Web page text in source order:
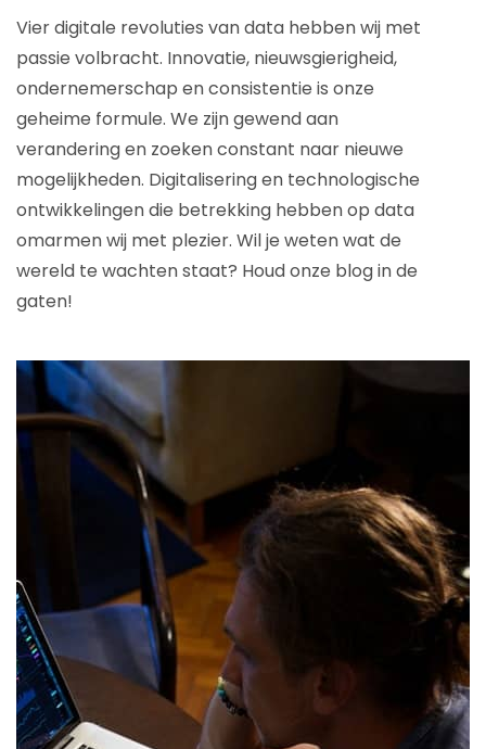
Vier digitale revoluties van data hebben wij met
passie volbracht. Innovatie, nieuwsgierigheid,
ondernemerschap en consistentie is onze
geheime formule. We zijn gewend aan
verandering en zoeken constant naar nieuwe
mogelijkheden. Digitalisering en technologische
ontwikkelingen die betrekking hebben op data
omarmen wij met plezier. Wil je weten wat de
wereld te wachten staat? Houd onze blog in de
gaten!